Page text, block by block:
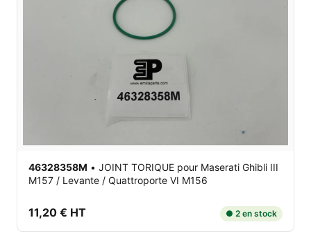
46328358M • JOINT TORIQUE pour Maserati Ghibli III
M157 / Levante / Quattroporte VI M156
11,20 € HT ● 2 en stock